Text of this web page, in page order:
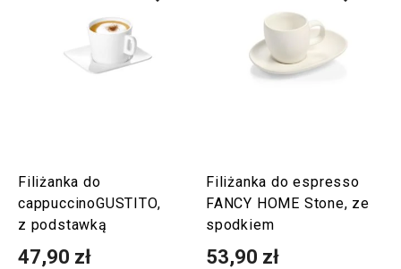
Filiżanka do
cappuccinoGUSTITO,
z podstawką
47,90 zł
Filiżanka do espresso
FANCY HOME Stone, ze
spodkiem
53,90 zł